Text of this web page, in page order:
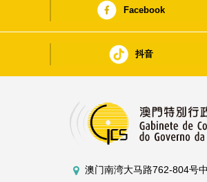
Facebook
抖音
澳门南湾大马路762-804号